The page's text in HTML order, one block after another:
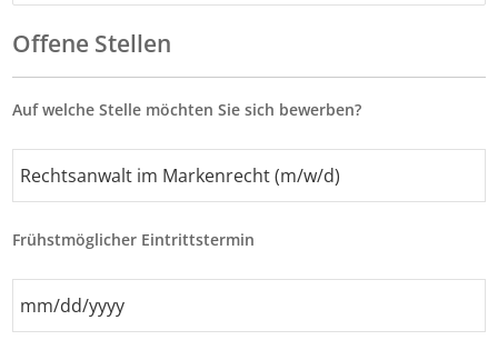
Offene Stellen
Auf welche Stelle möchten Sie sich bewerben?
Frühstmöglicher Eintrittstermin
MM
Schrägstrich